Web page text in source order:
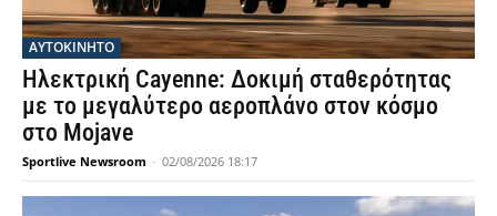
ΑΥΤΟΚΙΝΗΤΟ
Ηλεκτρική Cayenne: Δοκιμή σταθερότητας
με το μεγαλύτερο αεροπλάνο στον κόσμο
στο Mojave
Sportlive Newsroom - 02/08/2026 18:17